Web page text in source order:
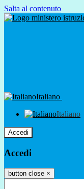
Salta al contenuto
Italiano
Italiano
Accedi
Accedi
button close ×